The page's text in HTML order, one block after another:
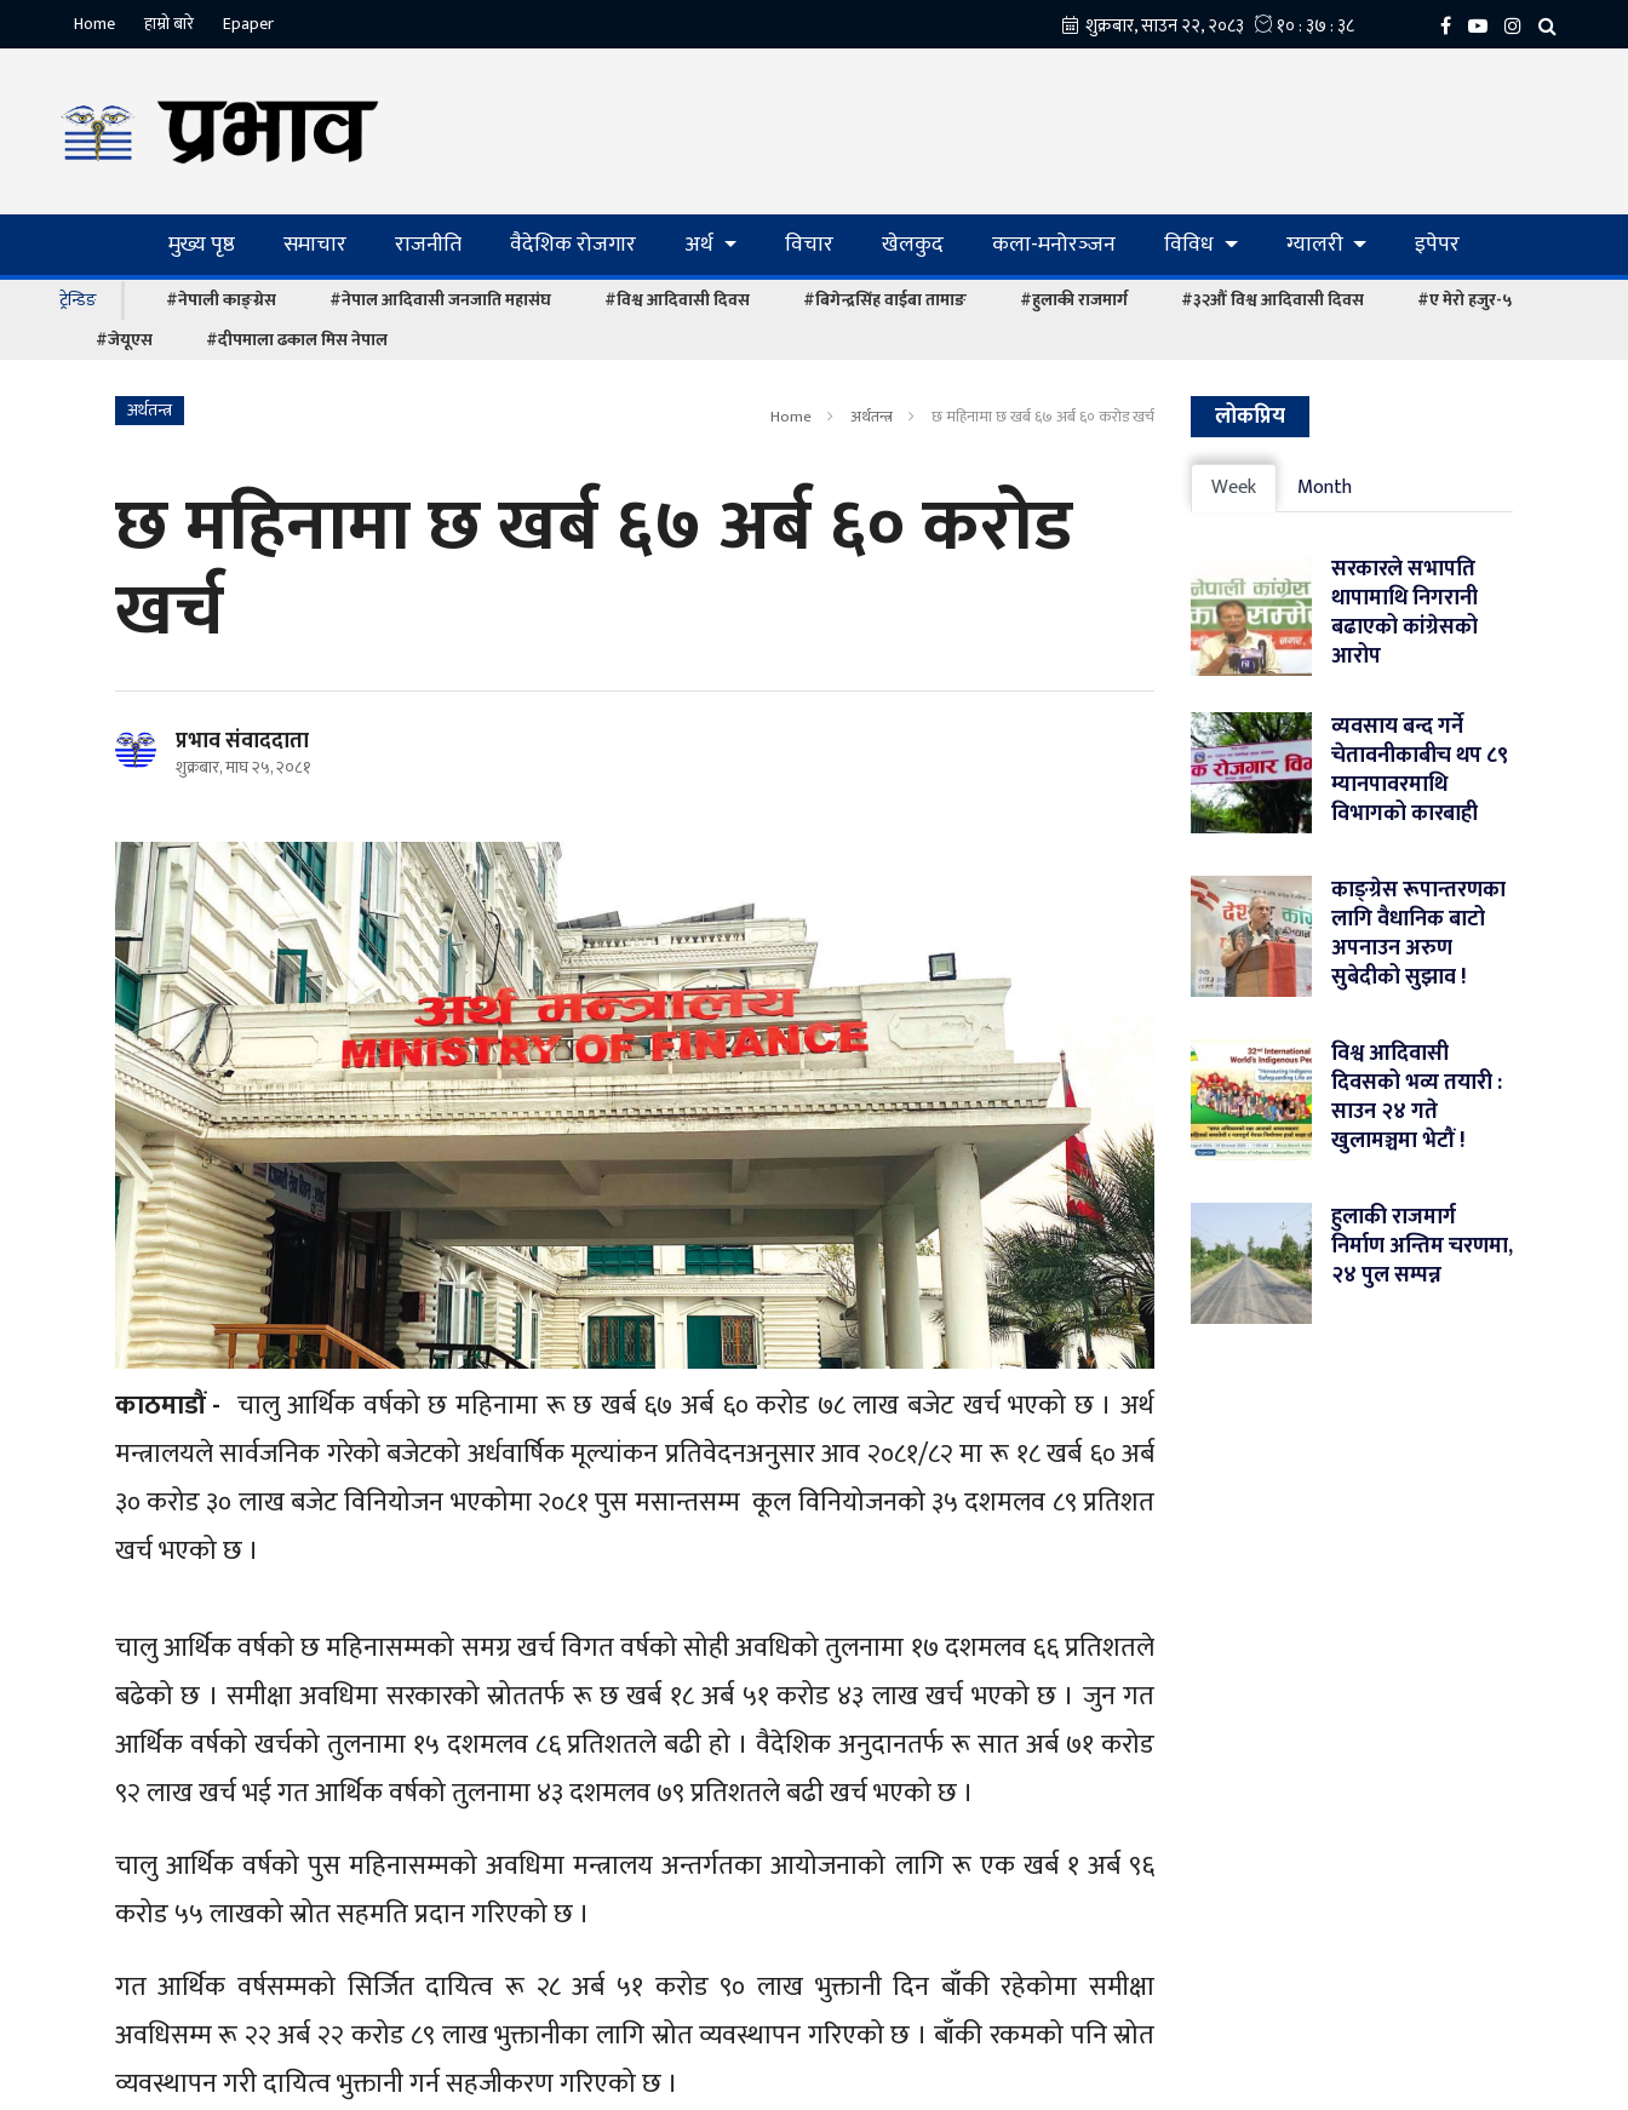
Home हाम्रो बारे Epaper
मुख्य पृष्ठ समाचार राजनीति वैदेशिक रोजगार अर्थ विचार खेलकुद कला-मनोरञ्‍जन विविध ग्यालरी इपेपर
ट्रेन्डिङ #नेपाली काङ्ग्रेस #नेपाल आदिवासी जनजाति महासंघ #विश्व आदिवासी दिवस #बिगेन्द्रसिंह वाईबा तामाङ #हुलाकी राजमार्ग #३२औं विश्व आदिवासी दिवस
#ए मेरो हजुर-५
#जेयूएस
#दीपमाला ढकाल मिस नेपाल
अर्थतन्त्र Home अर्थतन्त्र छ महिनामा छ खर्ब ६७ अर्ब ६० करोड खर्च
छ महिनामा छ खर्ब ६७ अर्ब ६० करोड
खर्च
प्रभाव संवाददाता
शुक्रबार, माघ २५, २०८१
काठमाडौं - चालु आर्थिक वर्षको छ महिनामा रू छ खर्ब ६७ अर्ब ६० करोड ७८ लाख बजेट खर्च भएको छ । अर्थ
मन्त्रालयले सार्वजनिक गरेको बजेटको अर्धवार्षिक मूल्यांकन प्रतिवेदनअनुसार आव २०८१/८२ मा रू १८ खर्ब ६० अर्ब
३० करोड ३० लाख बजेट विनियोजन भएकोमा २०८१ पुस मसान्तसम्म कूल विनियोजनको ३५ दशमलव ८९ प्रतिशत
खर्च भएको छ ।
चालु आर्थिक वर्षको छ महिनासम्मको समग्र खर्च विगत वर्षको सोही अवधिको तुलनामा १७ दशमलव ६६ प्रतिशतले
बढेको छ । समीक्षा अवधिमा सरकारको स्रोततर्फ रू छ खर्ब १८ अर्ब ५१ करोड ४३ लाख खर्च भएको छ । जुन गत
आर्थिक वर्षको खर्चको तुलनामा १५ दशमलव ८६ प्रतिशतले बढी हो । वैदेशिक अनुदानतर्फ रू सात अर्ब ७१ करोड
९२ लाख खर्च भई गत आर्थिक वर्षको तुलनामा ४३ दशमलव ७९ प्रतिशतले बढी खर्च भएको छ ।
चालु आर्थिक वर्षको पुस महिनासम्मको अवधिमा मन्त्रालय अन्तर्गतका आयोजनाको लागि रू एक खर्ब १ अर्ब ९६
करोड ५५ लाखको स्रोत सहमति प्रदान गरिएको छ ।
गत आर्थिक वर्षसम्मको सिर्जित दायित्व रू २८ अर्ब ५१ करोड ९० लाख भुक्तानी दिन बाँकी रहेकोमा समीक्षा
अवधिसम्म रू २२ अर्ब २२ करोड ८९ लाख भुक्तानीका लागि स्रोत व्यवस्थापन गरिएको छ । बाँकी रकमको पनि स्रोत
व्यवस्थापन गरी दायित्व भुक्तानी गर्न सहजीकरण गरिएको छ ।
लोकप्रिय
Week Month
सरकारले सभापति
थापामाथि निगरानी
बढाएको कांग्रेसको
आरोप
व्यवसाय बन्द गर्ने
चेतावनीकाबीच थप ८९
म्यानपावरमाथि
विभागको कारबाही
काङ्ग्रेस रूपान्तरणका
लागि वैधानिक बाटो
अपनाउन अरुण
सुबेदीको सुझाव !
विश्व आदिवासी
दिवसको भव्य तयारी :
साउन २४ गते
खुलामञ्चमा भेटौं !
हुलाकी राजमार्ग
निर्माण अन्तिम चरणमा,
२४ पुल सम्पन्न